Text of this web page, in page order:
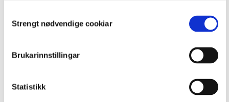
Selection
Strengt nødvendige cookiar
Brukarinnstillingar
Statistikk
ELE501 Videregående reguleringsteknikk